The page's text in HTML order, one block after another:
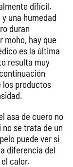
difícil.
una humedad
duran
moho, hay que
es la última
resulta muy
los productos
asa de cuero no
se trata de un
puede ver si
diferencia del
calor.